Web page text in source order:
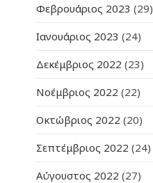
Φεβρουάριος 2023 (29)
Ιανουάριος 2023 (24)
Δεκέμβριος 2022 (23)
Νοέμβριος 2022 (22)
Οκτώβριος 2022 (20)
Σεπτέμβριος 2022 (24)
Αύγουστος 2022 (27)